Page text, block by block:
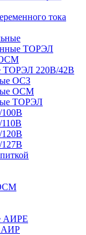
тока
ТОРЭЛ
ОСМ
ТОРЭЛ 220В/42В
ОСЗ
ОСМ
ТОРЭЛ
АИРЕ
АИР